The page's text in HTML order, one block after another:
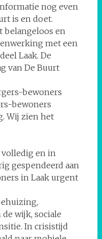
nog even
is en doet.
belangeloos en
met een
Laak. De
van De Buurt
bewoners
bewoners
Wij zien het
en in
gespendeerd aan
in Laak urgent
wijk, sociale
In crisistijd